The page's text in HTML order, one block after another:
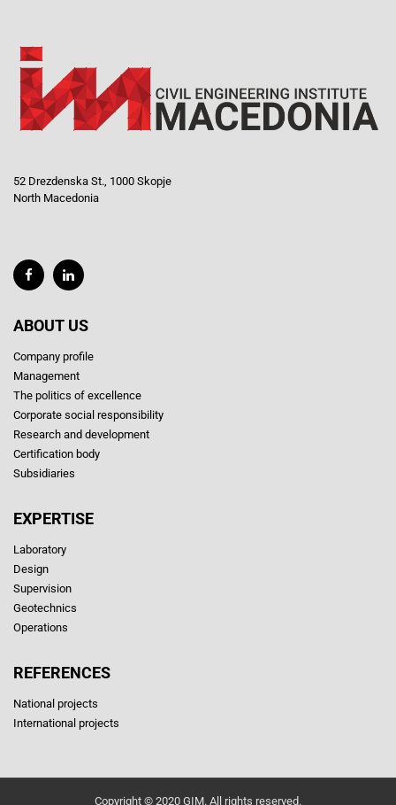
52 Drezdenska St., 1000 Skopje
North Macedonia
ABOUT US
Company profile
Management
The politics of excellence
Corporate social responsibility
Research and development
Certification body
Subsidiaries
EXPERTISE
Laboratory
Design
Supervision
Geotechnics
Operations
REFERENCES
National projects
International projects
Copyright © 2020 GIM. All rights reserved.